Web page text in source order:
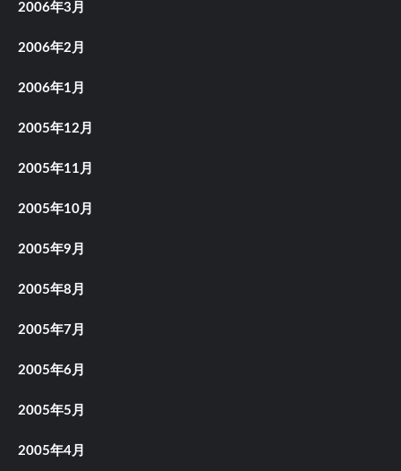
2006年3月
2006年2月
2006年1月
2005年12月
2005年11月
2005年10月
2005年9月
2005年8月
2005年7月
2005年6月
2005年5月
2005年4月